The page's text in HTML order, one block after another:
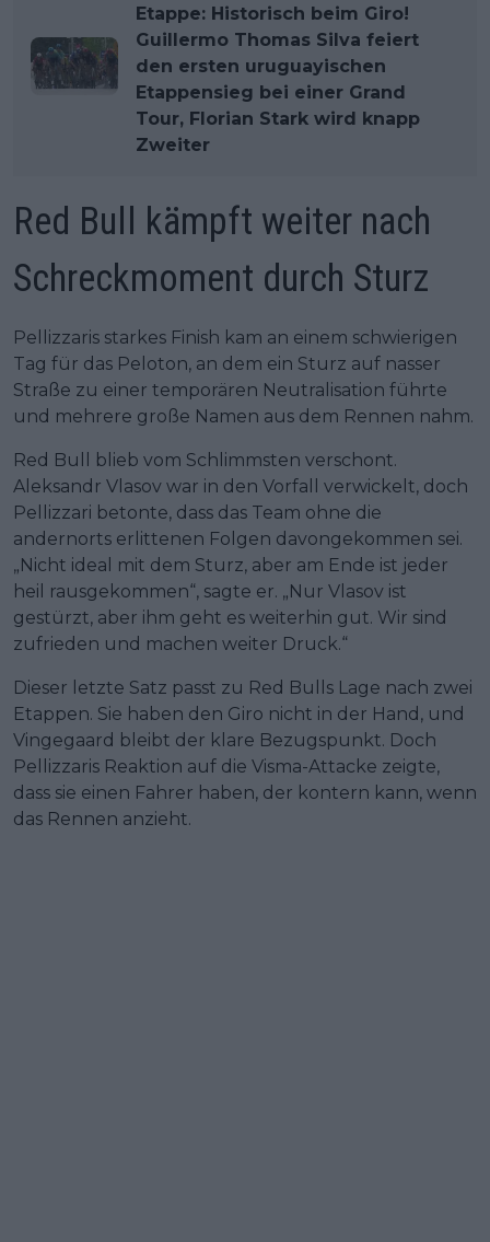
Etappe: Historisch beim Giro!
Guillermo Thomas Silva feiert
den ersten uruguayischen
Etappensieg bei einer Grand
Tour, Florian Stark wird knapp
Zweiter
Red Bull kämpft weiter nach
Schreckmoment durch Sturz
Pellizzaris starkes Finish kam an einem schwierigen
Tag für das Peloton, an dem ein Sturz auf nasser
Straße zu einer temporären Neutralisation führte
und mehrere große Namen aus dem Rennen nahm.
Red Bull blieb vom Schlimmsten verschont.
Aleksandr Vlasov war in den Vorfall verwickelt, doch
Pellizzari betonte, dass das Team ohne die
andernorts erlittenen Folgen davongekommen sei.
„Nicht ideal mit dem Sturz, aber am Ende ist jeder
heil rausgekommen“, sagte er. „Nur Vlasov ist
gestürzt, aber ihm geht es weiterhin gut. Wir sind
zufrieden und machen weiter Druck.“
Dieser letzte Satz passt zu Red Bulls Lage nach zwei
Etappen. Sie haben den Giro nicht in der Hand, und
Vingegaard bleibt der klare Bezugspunkt. Doch
Pellizzaris Reaktion auf die Visma-Attacke zeigte,
dass sie einen Fahrer haben, der kontern kann, wenn
das Rennen anzieht.